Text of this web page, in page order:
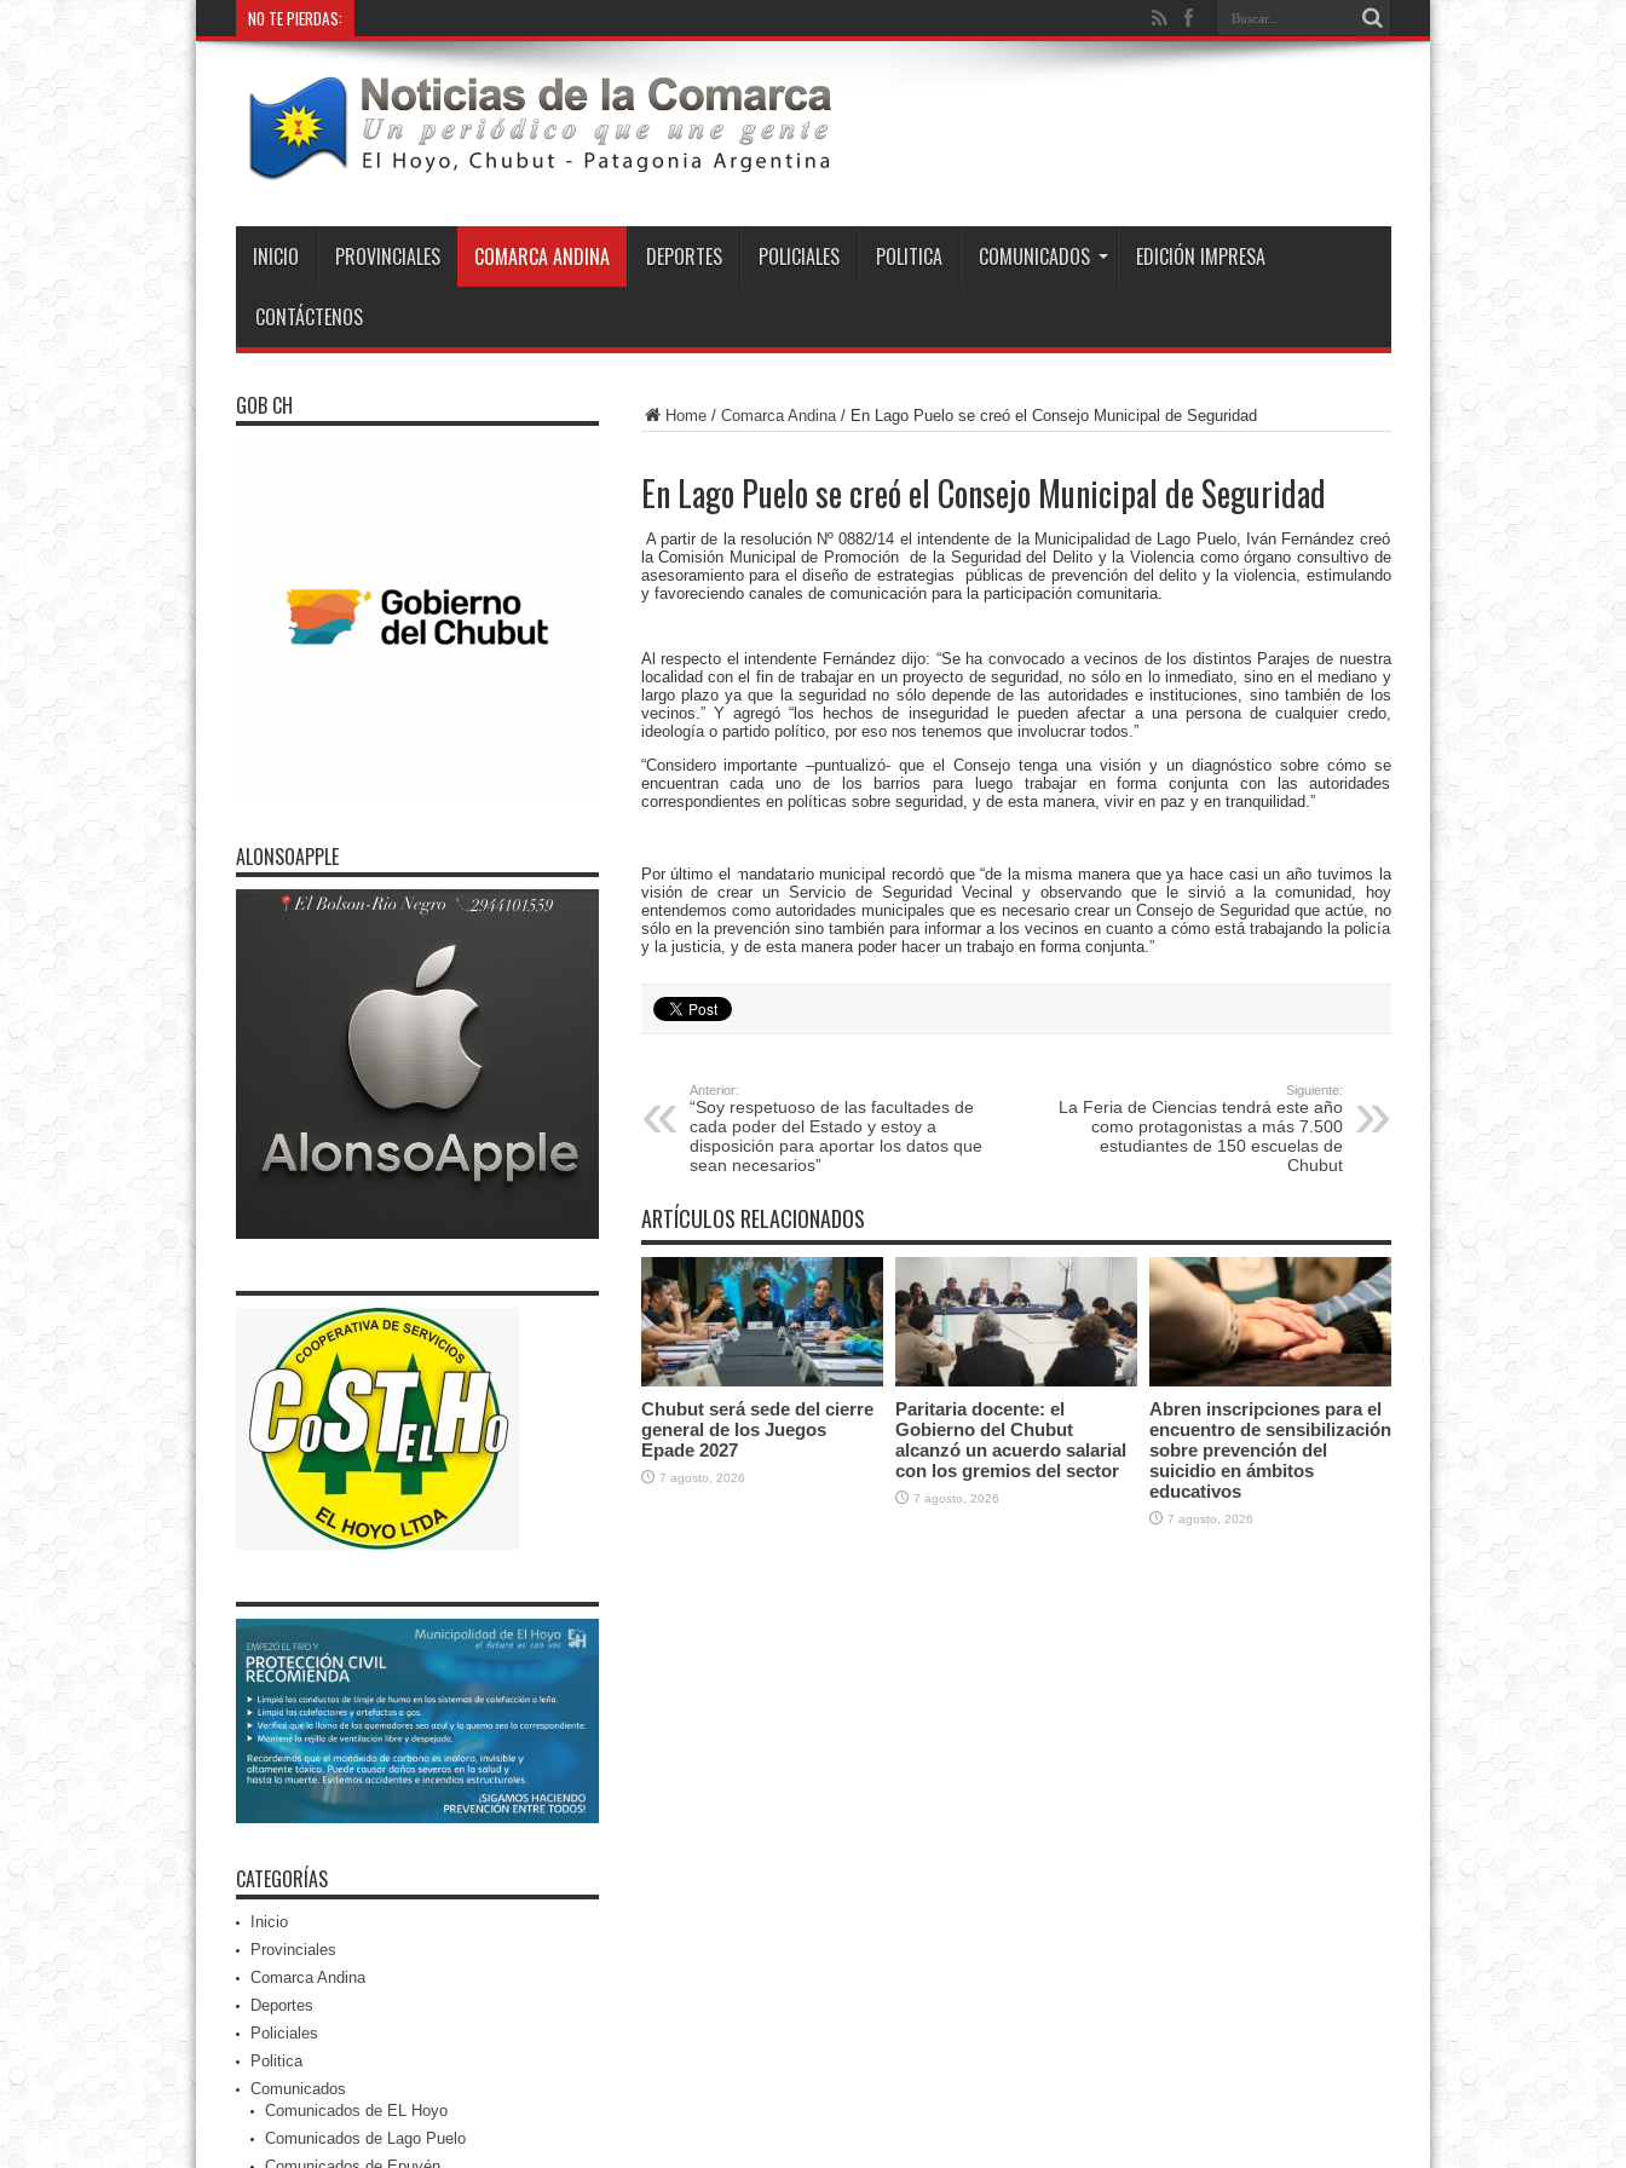
NO TE PIERDAS:
INICIO PROVINCIALES COMARCA ANDINA DEPORTES POLICIALES POLITICA COMUNICADOS EDICIÓN IMPRESA
CONTÁCTENOS
Home/ Comarca Andina/ En Lago Puelo se creó el Consejo Municipal de Seguridad
En Lago Puelo se creó el Consejo Municipal de Seguridad
A partir de la resolución Nº 0882/14 el intendente de la Municipalidad de Lago Puelo, Iván Fernández creó
la Comisión Municipal de Promoción de la Seguridad del Delito y la Violencia como órgano consultivo de
asesoramiento para el diseño de estrategias públicas de prevención del delito y la violencia, estimulando
y favoreciendo canales de comunicación para la participación comunitaria.
Al respecto el intendente Fernández dijo: “Se ha convocado a vecinos de los distintos Parajes de nuestra
localidad con el fin de trabajar en un proyecto de seguridad, no sólo en lo inmediato, sino en el mediano y
largo plazo ya que la seguridad no sólo depende de las autoridades e instituciones, sino también de los
vecinos.” Y agregó “los hechos de inseguridad le pueden afectar a una persona de cualquier credo,
ideología o partido político, por eso nos tenemos que involucrar todos.”
“Considero importante –puntualizó- que el Consejo tenga una visión y un diagnóstico sobre cómo se
encuentran cada uno de los barrios para luego trabajar en forma conjunta con las autoridades
correspondientes en políticas sobre seguridad, y de esta manera, vivir en paz y en tranquilidad.”
Por último el mandatario municipal recordó que “de la misma manera que ya hace casi un año tuvimos la
visión de crear un Servicio de Seguridad Vecinal y observando que le sirvió a la comunidad, hoy
entendemos como autoridades municipales que es necesario crear un Consejo de Seguridad que actúe, no
sólo en la prevención sino también para informar a los vecinos en cuanto a cómo está trabajando la policía
y la justicia, y de esta manera poder hacer un trabajo en forma conjunta.”
Anterior:
“Soy respetuoso de las facultades de
cada poder del Estado y estoy a
disposición para aportar los datos que
sean necesarios”
Siguiente:
La Feria de Ciencias tendrá este año
como protagonistas a más 7.500
estudiantes de 150 escuelas de
Chubut
ARTÍCULOS RELACIONADOS
Chubut será sede del cierre
general de los Juegos
Epade 2027
7 agosto, 2026
Paritaria docente: el
Gobierno del Chubut
alcanzó un acuerdo salarial
con los gremios del sector
7 agosto, 2026
Abren inscripciones para el
encuentro de sensibilización
sobre prevención del
suicidio en ámbitos
educativos
7 agosto, 2026
GOB CH
ALONSOAPPLE
CATEGORÍAS
Inicio
Provinciales
Comarca Andina
Deportes
Policiales
Politica
Comunicados
Comunicados de EL Hoyo
Comunicados de Lago Puelo